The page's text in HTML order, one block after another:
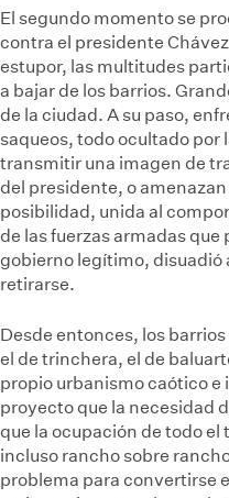
El segundo momento se
contra el presidente
estupor, las multitudes
a bajar de los barrios.
de la ciudad. A su paso,
saqueos, todo ocultado
transmitir una imagen de
del presidente, o
posibilidad, unida al
de las fuerzas armadas
gobierno legítimo, disuadió
retirarse.
Desde entonces, los
el de trinchera, el de
propio urbanismo caótico
proyecto que la necesidad
que la ocupación de todo
incluso rancho sobre
problema para convertirse